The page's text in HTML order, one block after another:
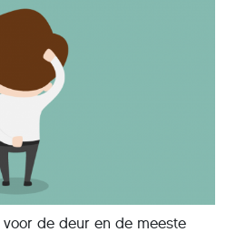
de deur en de meeste